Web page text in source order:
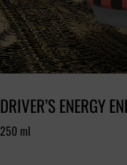
DRIVER’S ENERGY
250 ml